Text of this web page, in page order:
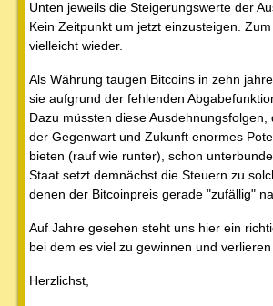
Unten jeweils die Steigerungswerte der
Kein Zeitpunkt um jetzt einzusteigen.
vielleicht wieder.
Als Währung taugen Bitcoins in zehn
sie aufgrund der fehlenden
Dazu müssten diese Ausdehnungsfolgen,
der Gegenwart und Zukunft enormes
bieten (rauf wie runter), schon
Staat setzt demnächst die Steuern zu
denen der Bitcoinpreis gerade "zufällig"
Auf Jahre gesehen steht uns hier ein
bei dem es viel zu gewinnen und
Herzlichst,